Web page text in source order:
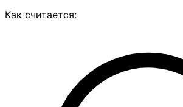
Как считается: